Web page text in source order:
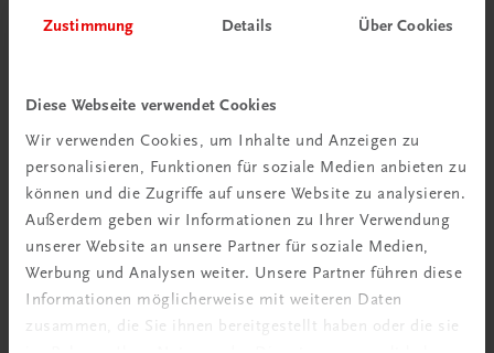
Zustimmung Details Über Cookies
Diese Webseite verwendet Cookies
Wir verwenden Cookies, um Inhalte und Anzeigen zu
personalisieren, Funktionen für soziale Medien anbieten zu
können und die Zugriffe auf unsere Website zu analysieren.
Außerdem geben wir Informationen zu Ihrer Verwendung
unserer Website an unsere Partner für soziale Medien,
Werbung und Analysen weiter. Unsere Partner führen diese
Informationen möglicherweise mit weiteren Daten
zusammen, die Sie ihnen bereitgestellt haben oder die sie
Schon entdeckt?
Ratgeber Schulpraxis
Mehr dazu